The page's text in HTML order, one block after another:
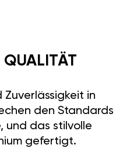
QUALITÄT
in
den Standards
und das stilvolle
gefertigt.